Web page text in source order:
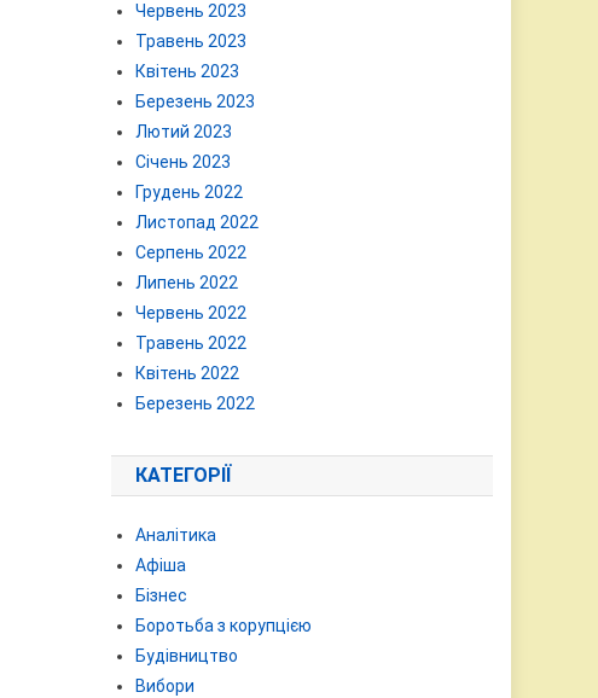
Червень 2023
Травень 2023
Квітень 2023
Березень 2023
Лютий 2023
Січень 2023
Грудень 2022
Листопад 2022
Серпень 2022
Липень 2022
Червень 2022
Травень 2022
Квітень 2022
Березень 2022
КАТЕГОРІЇ
Аналітика
Афіша
Бізнес
Боротьба з корупцією
Будівництво
Вибори